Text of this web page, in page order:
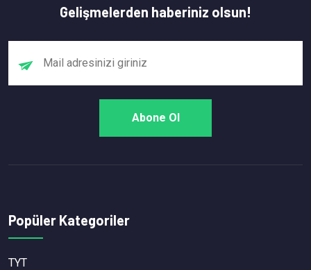
Gelişmelerden haberiniz olsun!
Popüler Kategoriler
TYT